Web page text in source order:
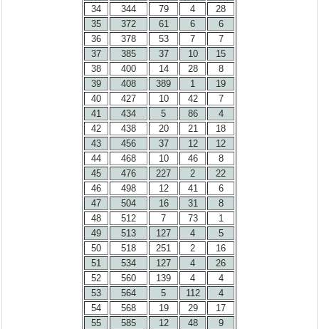
34
344 79 4
28
35
372 61 6
6
36
378 53 7
7
37
385 37 10
15
38
400 14 28
8
39
408 389 1
19
40
427 10 42
7
41
434 5 86
4
42
438 20 21
18
43
456 37 12
12
44
468 10 46
8
45
476 227 2
22
46
498 12 41
6
47
504 16 31
8
48
512 7 73
1
49
513 127 4
5
50
518 251 2
16
51
534 127 4
26
52
560 139 4
4
53
564 5 112
4
54
568 19 29
17
55
585 12 48
9